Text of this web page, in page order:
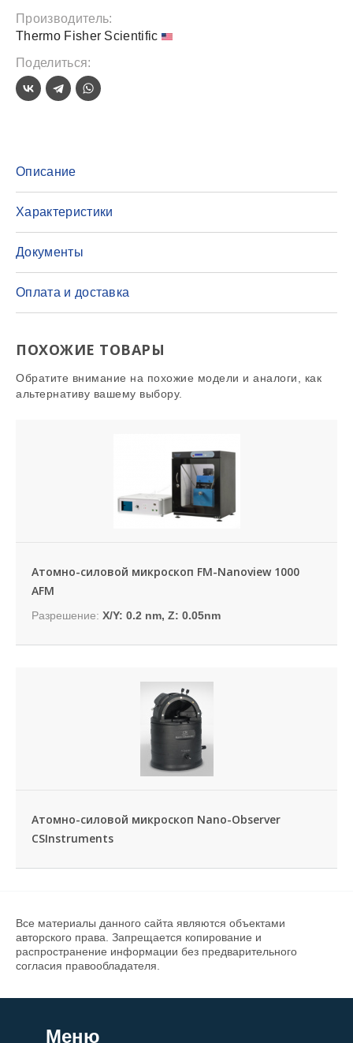
Производитель:
Thermo Fisher Scientific
Поделиться:
Описание
Характеристики
Документы
Оплата и доставка
ПОХОЖИЕ ТОВАРЫ
Обратите внимание на похожие модели и аналоги, как
альтернативу вашему выбору.
Атомно-силовой микроскоп FM-Nanoview 1000
AFM
Разрешение: X/Y: 0.2 nm, Z: 0.05nm
Атомно-силовой микроскоп Nano-Оbserver
CSInstruments
Все материалы данного сайта являются объектами
авторского права. Запрещается копирование и
распространение информации без предварительного
согласия правообладателя.
Меню